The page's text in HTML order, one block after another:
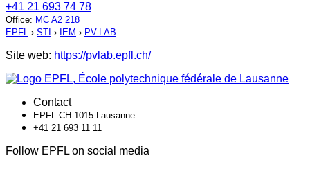
+41 21 693 74 78
Office: MC A2 218
EPFL › STI › IEM › PV-LAB
Site web: https://pvlab.epfl.ch/
Contact
EPFL CH-1015 Lausanne
+41 21 693 11 11
Follow EPFL on social media